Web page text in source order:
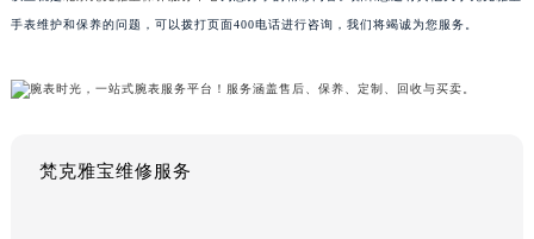
手表维护和保养的问题，可以拨打页面400电话进行咨询，我们将竭诚为您服务。
梵克雅宝维修服务